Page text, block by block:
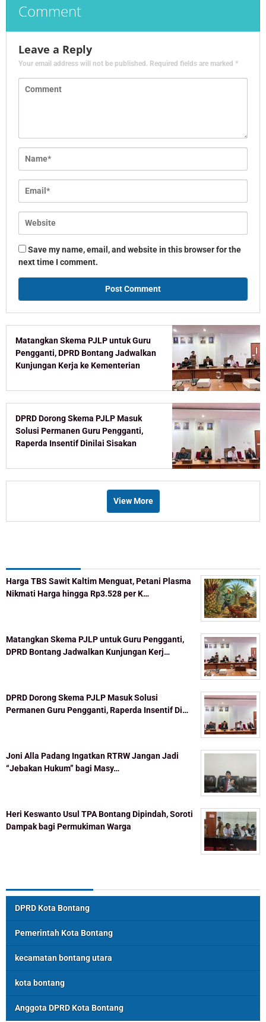
Comment
Leave a Reply
Your email address will not be published. Required fields are marked *
Save my name, email, and website in this browser for the
next time I comment.
Matangkan Skema PJLP untuk Guru
Pengganti, DPRD Bontang Jadwalkan
Kunjungan Kerja ke Kementerian
DPRD Dorong Skema PJLP Masuk
Solusi Permanen Guru Pengganti,
Raperda Insentif Dinilai Sisakan
View More
Harga TBS Sawit Kaltim Menguat, Petani Plasma
Nikmati Harga hingga Rp3.528 per K…
Matangkan Skema PJLP untuk Guru Pengganti,
DPRD Bontang Jadwalkan Kunjungan Kerj…
DPRD Dorong Skema PJLP Masuk Solusi
Permanen Guru Pengganti, Raperda Insentif Di…
Joni Alla Padang Ingatkan RTRW Jangan Jadi
“Jebakan Hukum” bagi Masy…
Heri Keswanto Usul TPA Bontang Dipindah, Soroti
Dampak bagi Permukiman Warga
DPRD Kota Bontang
Pemerintah Kota Bontang
kecamatan bontang utara
kota bontang
Anggota DPRD Kota Bontang